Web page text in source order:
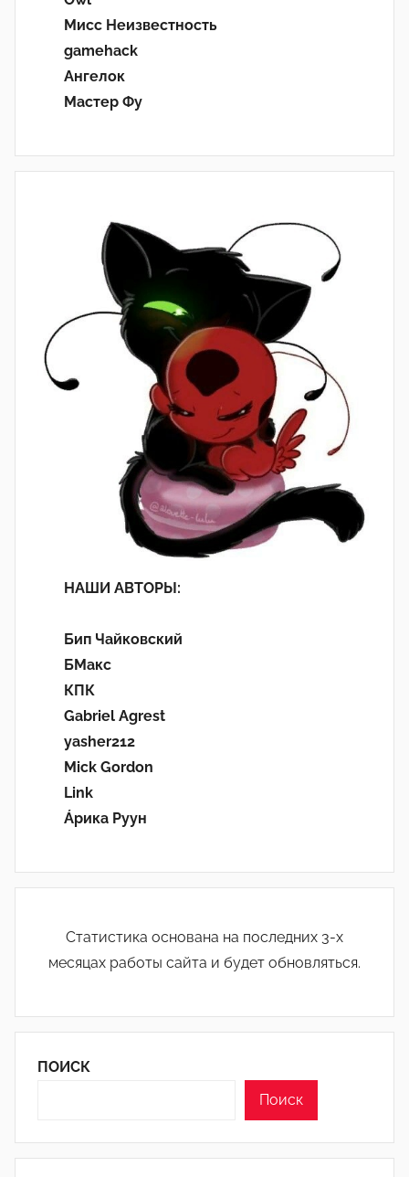
Мисс Неизвестность
gamehack
Ангелок
Мастер Фу
НАШИ АВТОРЫ:
Бип Чайковский
БМакс
КПК
Gabriel Agrest
yasher212
Mick Gordon
Link
Áрика Руун
Статистика основана на последних 3-х
месяцах работы сайта и будет обновляться.
ПОИСК
Поиск